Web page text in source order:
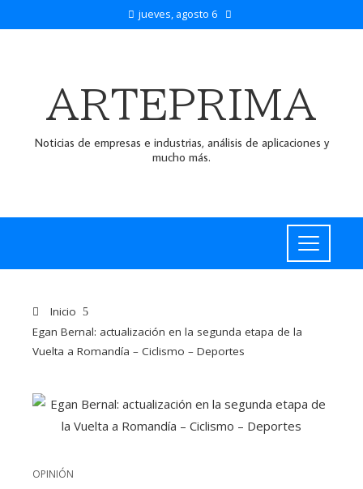
jueves, agosto 6
ARTEPRIMA
Noticias de empresas e industrias, análisis de aplicaciones y
mucho más.
Inicio
Egan Bernal: actualización en la segunda etapa de la
Vuelta a Romandía – Ciclismo – Deportes
OPINIÓN